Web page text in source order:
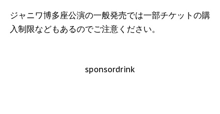
ジャニワ博多座公演の一般発売では一部チケットの購
入制限などもあるのでご注意ください。
sponsordrink